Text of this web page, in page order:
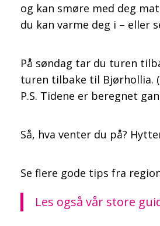
og kan smøre med deg
du kan varme deg i – eller
På søndag tar du turen
turen tilbake til Bjørhollia.
P.S. Tidene er beregnet
Så, hva venter du på?
Se flere gode tips fra
Les også vår store